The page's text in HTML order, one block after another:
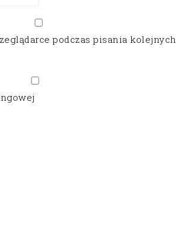
podczas pisania kolejnych